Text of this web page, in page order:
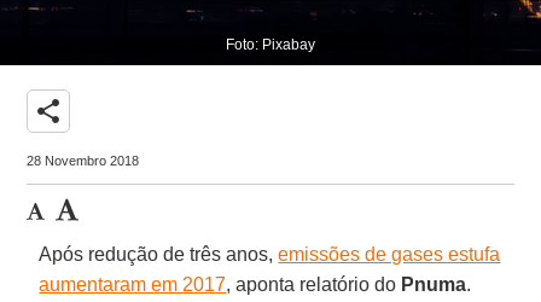
Foto: Pixabay
share
28 Novembro 2018
Após redução de três anos,emissões de gases estufa
aumentaram em 2017, aponta relatório do Pnuma.